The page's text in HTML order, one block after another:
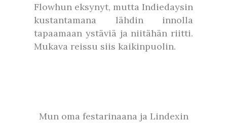
Flowhun eksynyt, mutta Indiedaysin
kustantamana lähdin innolla
tapaamaan ystäviä ja niitähän riitti.
Mukava reissu siis kaikinpuolin.
Mun oma festarinaana ja Lindexin